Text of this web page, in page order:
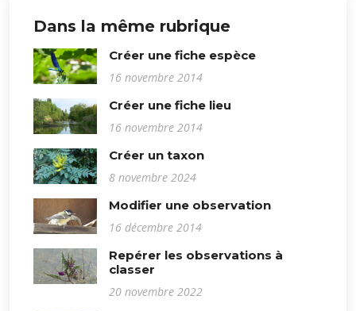
Dans la même rubrique
Créer une fiche espèce
16 novembre 2014
Créer une fiche lieu
16 novembre 2014
Créer un taxon
8 novembre 2024
Modifier une observation
16 décembre 2014
Repérer les observations à
classer
20 novembre 2022